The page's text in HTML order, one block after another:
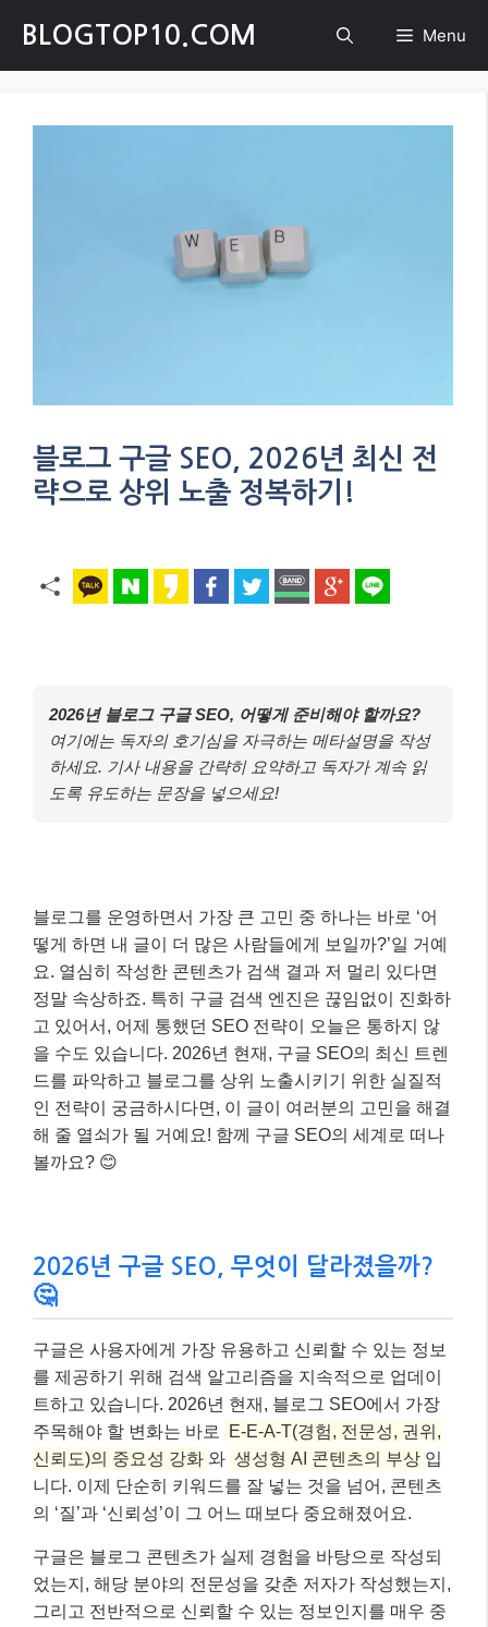
content
BLOGTOP10.COM Menu
블로그 구글 SEO, 2026년 최신 전
략으로 상위 노출 정복하기!
2026년 블로그 구글 SEO, 어떻게 준비해야 할까요?
여기에는 독자의 호기심을 자극하는 메타설명을 작성
하세요. 기사 내용을 간략히 요약하고 독자가 계속 읽
도록 유도하는 문장을 넣으세요!
블로그를 운영하면서 가장 큰 고민 중 하나는 바로 ‘어
떻게 하면 내 글이 더 많은 사람들에게 보일까?’일 거예
요. 열심히 작성한 콘텐츠가 검색 결과 저 멀리 있다면
정말 속상하죠. 특히 구글 검색 엔진은 끊임없이 진화하
고 있어서, 어제 통했던 SEO 전략이 오늘은 통하지 않
을 수도 있습니다. 2026년 현재, 구글 SEO의 최신 트렌
드를 파악하고 블로그를 상위 노출시키기 위한 실질적
인 전략이 궁금하시다면, 이 글이 여러분의 고민을 해결
해 줄 열쇠가 될 거예요! 함께 구글 SEO의 세계로 떠나
볼까요? 😊
2026년 구글 SEO, 무엇이 달라졌을까?
🤔
구글은 사용자에게 가장 유용하고 신뢰할 수 있는 정보
를 제공하기 위해 검색 알고리즘을 지속적으로 업데이
트하고 있습니다. 2026년 현재, 블로그 SEO에서 가장
주목해야 할 변화는 바로
E-E-A-T(경험, 전문성, 권위,
신뢰도)의 중요성 강화 와 생성형 AI 콘텐츠의 부상 입
니다. 이제 단순히 키워드를 잘 넣는 것을 넘어, 콘텐츠
의 ‘질’과 ‘신뢰성’이 그 어느 때보다 중요해졌어요.
구글은 블로그 콘텐츠가 실제 경험을 바탕으로 작성되
었는지, 해당 분야의 전문성을 갖춘 저자가 작성했는지,
그리고 전반적으로 신뢰할 수 있는 정보인지를 매우 중